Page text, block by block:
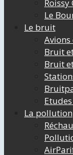
Roissy
Le
Le bruit
Bruit
Bruit
La pollution